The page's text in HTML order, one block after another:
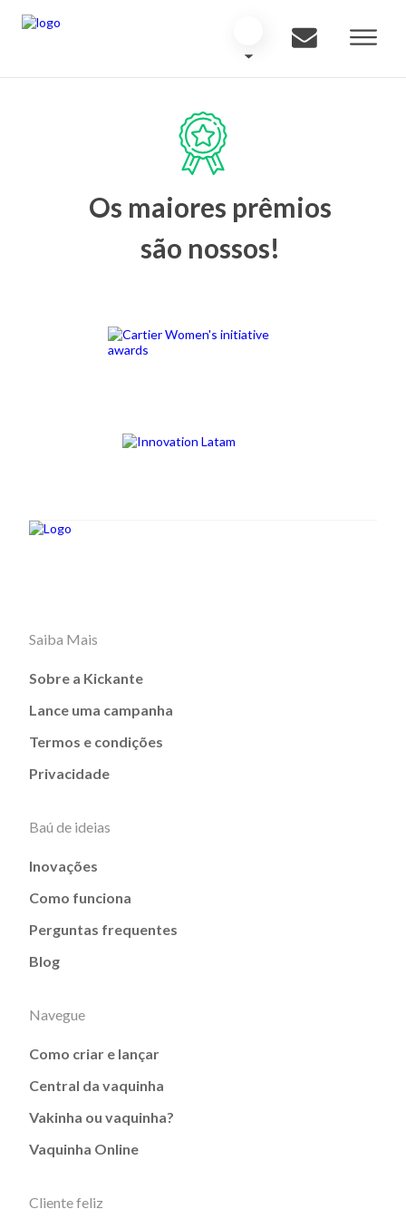
Os maiores prêmios
são nossos!
Saiba Mais
Sobre a Kickante
Lance uma campanha
Termos e condições
Privacidade
Baú de ideias
Inovações
Como funciona
Perguntas frequentes
Blog
Navegue
Como criar e lançar
Central da vaquinha
Vakinha ou vaquinha?
Vaquinha Online
Cliente feliz